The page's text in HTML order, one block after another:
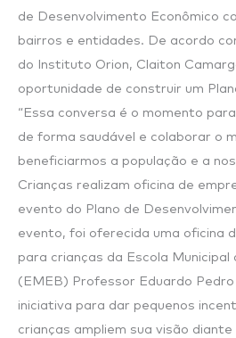
de Desenvolvimento Econômico
bairros e entidades. De acordo
do Instituto Orion, Claiton
oportunidade de construir um
“Essa conversa é o momento
de forma saudável e colaborar o
beneficiarmos a população e a
Crianças realizam oficina de
evento do Plano de
evento, foi oferecida uma oficina
para crianças da Escola Municipal
(EMEB) Professor Eduardo
iniciativa para dar pequenos
crianças ampliem sua visão